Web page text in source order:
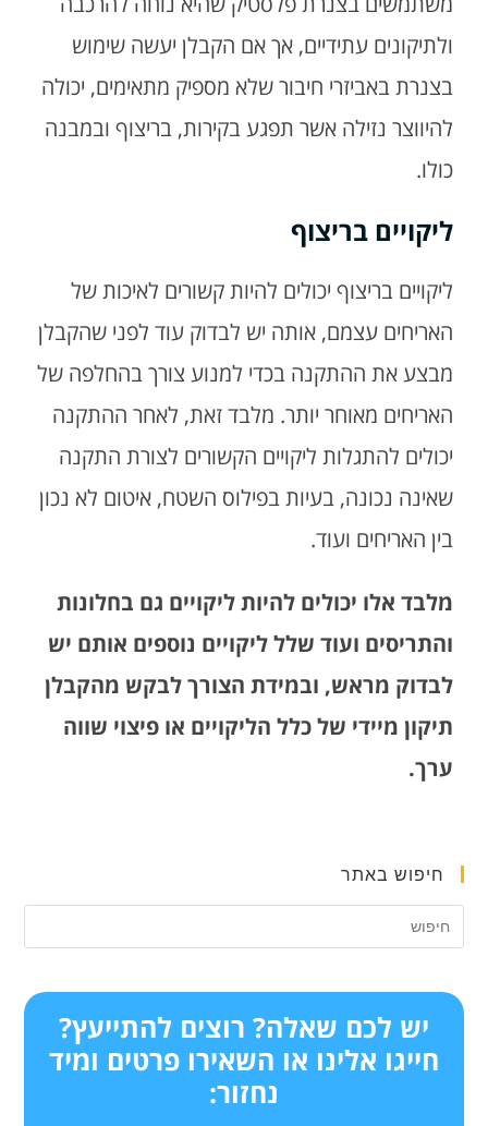
ולתיקונים עתידיים, אך אם הקבלן יעשה שימוש
בצנרת באביזרי חיבור שלא מספיק מתאימים, יכולה
להיווצר נזילה אשר תפגע בקירות, בריצוף ובמבנה
כולו.
ליקויים בריצוף
ליקויים בריצוף יכולים להיות קשורים לאיכות של
האריחים עצמם, אותה יש לבדוק עוד לפני שהקבלן
מבצע את ההתקנה בכדי למנוע צורך בהחלפה של
האריחים מאוחר יותר. מלבד זאת, לאחר ההתקנה
יכולים להתגלות ליקויים הקשורים לצורת התקנה
שאינה נכונה, בעיות בפילוס השטח, איטום לא נכון
בין האריחים ועוד.
מלבד אלו יכולים להיות ליקויים גם בחלונות
והתריסים ועוד שלל ליקויים נוספים אותם יש
לבדוק מראש, ובמידת הצורך לבקש מהקבלן
תיקון מיידי של כלל הליקויים או פיצוי שווה
ערך.
חיפוש באתר
יש לכם שאלה? רוצים להתייעץ?
חייגו אלינו או השאירו פרטים ומיד
נחזור: